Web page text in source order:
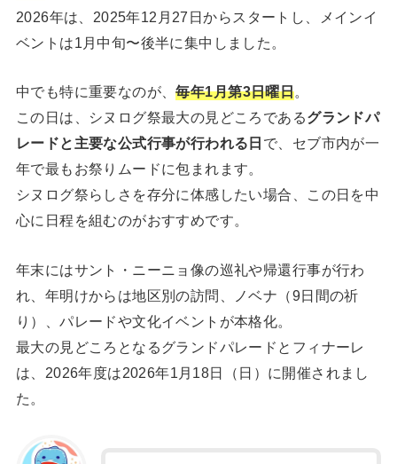
2026年は、2025年12月27日からスタートし、メインイ
ベントは1月中旬〜後半に集中しました。
中でも特に重要なのが、毎年1月第3日曜日。
この日は、シヌログ祭最大の見どころであるグランドパ
レードと主要な公式行事が行われる日 で、セブ市内が一
年で最もお祭りムードに包まれます。
シヌログ祭らしさを存分に体感したい場合、この日を中
心に日程を組むのがおすすめです。
年末にはサント・ニーニョ像の巡礼や帰還行事が行わ
れ、年明けからは地区別の訪問、ノベナ（9日間の祈
り）、パレードや文化イベントが本格化。
最大の見どころとなるグランドパレードとフィナーレ
は、2026年度は2026年1月18日（日）に開催されまし
た。